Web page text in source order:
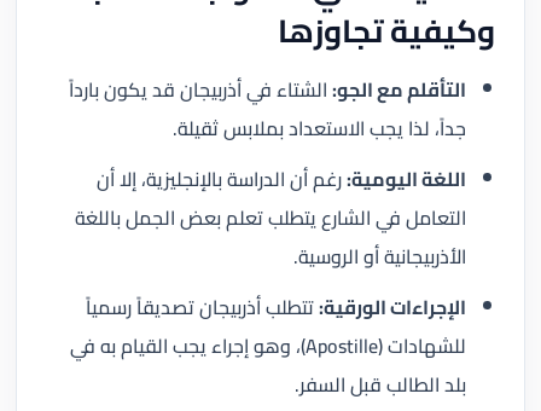
وكيفية تجاوزها
التأقلم مع الجو:الشتاء في أذربيجان قد يكون بارداً
جداً، لذا يجب الاستعداد بملابس ثقيلة.
اللغة اليومية:رغم أن الدراسة بالإنجليزية، إلا أن
التعامل في الشارع يتطلب تعلم بعض الجمل باللغة
الأذربيجانية أو الروسية.
الإجراءات الورقية:تتطلب أذربيجان تصديقاً رسمياً
للشهادات (Apostille)، وهو إجراء يجب القيام به في
بلد الطالب قبل السفر.